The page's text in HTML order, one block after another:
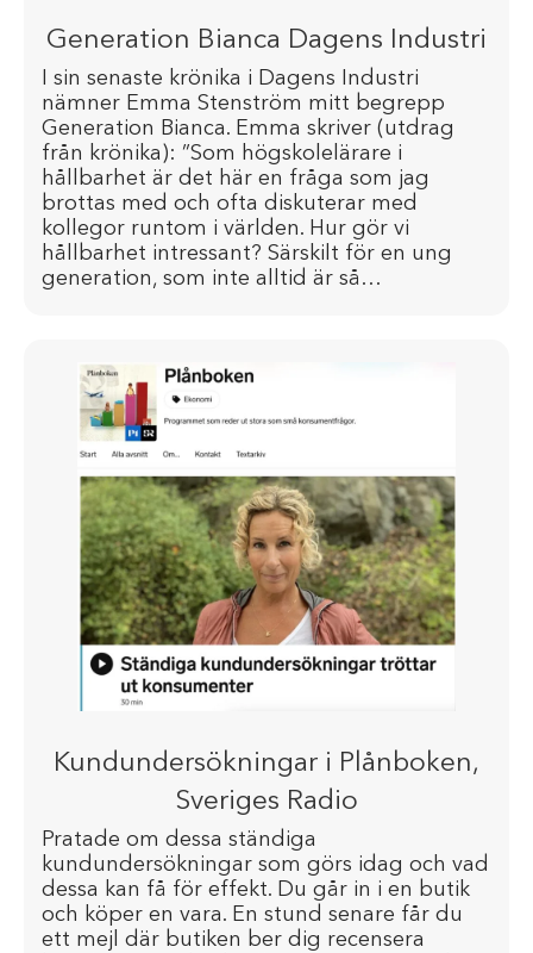
Generation Bianca Dagens Industri
I sin senaste krönika i Dagens Industri
nämner Emma Stenström mitt begrepp
Generation Bianca. Emma skriver (utdrag
från krönika): ”Som högskolelärare i
hållbarhet är det här en fråga som jag
brottas med och ofta diskuterar med
kollegor runtom i världen. Hur gör vi
hållbarhet intressant? Särskilt för en ung
generation, som inte alltid är så…
Kundundersökningar i Plånboken,
Sveriges Radio
Pratade om dessa ständiga
kundundersökningar som görs idag och vad
dessa kan få för effekt. Du går in i en butik
och köper en vara. En stund senare får du
ett mejl där butiken ber dig recensera